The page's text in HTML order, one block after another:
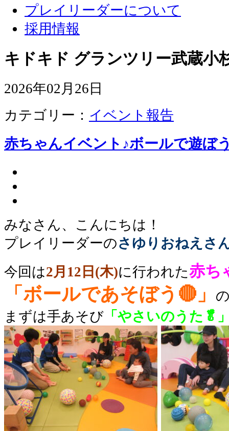
プレイリーダーについて
採用情報
キドキド グランツリー武蔵小
2026年02月26日
カテゴリー： イベント報告
赤ちゃんイベント♪ボールで遊
みなさん、こんにちは！
プレイリーダーのさゆりおねえさ
今回は2月12日(木)に行われた赤ち
「ボールであそぼう🔴」
まずは手あそび 「やさいのうた🥬